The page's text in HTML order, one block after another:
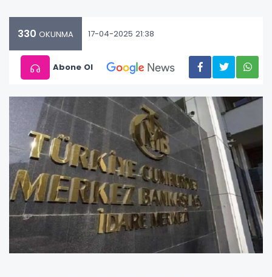
330 OKUNMA 17-04-2025 21:38
Abone Ol